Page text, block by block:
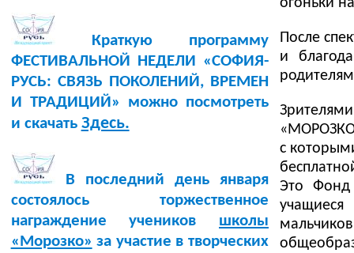
Краткую программу
ФЕСТИВАЛЬНОЙ НЕДЕЛИ «СОФИЯ-
РУСЬ: СВЯЗЬ ПОКОЛЕНИЙ, ВРЕМЕН
И ТРАДИЦИЙ» можно посмотреть
и скачать Здесь.
В последний день января
состоялось торжественное
награждение учеников школы
«Морозко» за участие в творческих
огоньки
После
и
с
Это Фонд